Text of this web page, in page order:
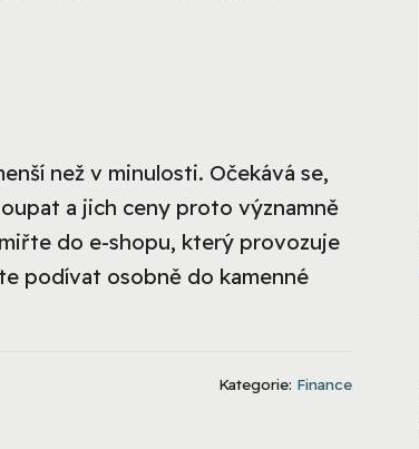
než v minulosti. Očekává se,
a jich ceny proto významně
do e-shopu, který provozuje
podívat osobně do kamenné
Kategorie: Finance